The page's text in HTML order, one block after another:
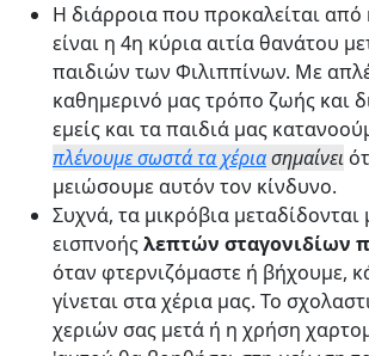
Η διάρροια που προκαλείται από
είναι η 4η κύρια αιτία θανάτου
παιδιών των Φιλιππίνων. Με
καθημερινό μας τρόπο ζωής και
εμείς και τα παιδιά μας
πλένουμε σωστά τα χέριασημαίνει
μειώσουμε αυτόν τον κίνδυνο.
Συχνά, τα μικρόβια
εισπνοήςλεπτών σταγονιδίων
όταν φτερνιζόμαστε ή βήχουμε,
γίνεται στα χέρια μας. Το
χεριών σας μετά ή η χρήση